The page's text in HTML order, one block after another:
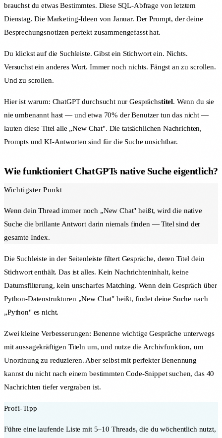
brauchst du etwas Bestimmtes. Diese SQL-Abfrage von letztem
Dienstag. Die Marketing-Ideen von Januar. Der Prompt, der deine
Besprechungsnotizen perfekt zusammengefasst hat.
Du klickst auf die Suchleiste. Gibst ein Stichwort ein. Nichts.
Versuchst ein anderes Wort. Immer noch nichts. Fängst an zu scrollen.
Und zu scrollen.
Hier ist warum: ChatGPT durchsucht nur Gesprächstitel. Wenn du sie
nie umbenannt hast — und etwa 70% der Benutzer tun das nicht —
lauten diese Titel alle „New Chat". Die tatsächlichen Nachrichten,
Prompts und KI-Antworten sind für die Suche unsichtbar.
Wie funktioniert ChatGPTs native Suche eigentlich?
Wichtigster Punkt
Wenn dein Thread immer noch „New Chat" heißt, wird die native
Suche die brillante Antwort darin niemals finden — Titel sind der
gesamte Index.
Die Suchleiste in der Seitenleiste filtert Gespräche, deren Titel dein
Stichwort enthält. Das ist alles. Kein Nachrichteninhalt, keine
Datumsfilterung, kein unscharfes Matching. Wenn dein Gespräch über
Python-Datenstrukturen „New Chat" heißt, findet deine Suche nach
„Python" es nicht.
Zwei kleine Verbesserungen: Benenne wichtige Gespräche unterwegs
mit aussagekräftigen Titeln um, und nutze die Archivfunktion, um
Unordnung zu reduzieren. Aber selbst mit perfekter Benennung
kannst du nicht nach einem bestimmten Code-Snippet suchen, das 40
Nachrichten tiefer vergraben ist.
Profi-Tipp
Führe eine laufende Liste mit 5–10 Threads, die du wöchentlich nutzt,